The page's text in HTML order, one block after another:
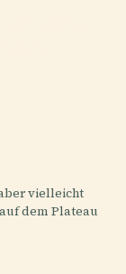
vielleicht
dem Plateau